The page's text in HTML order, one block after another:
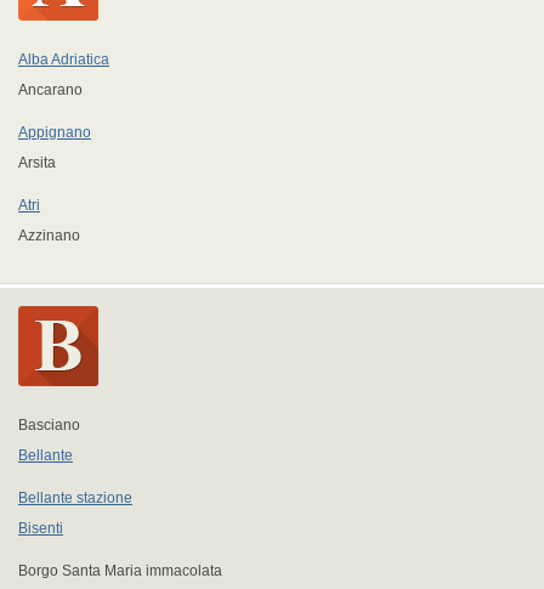
Alba Adriatica
Ancarano
Appignano
Arsita
Atri
Azzinano
Basciano
Bellante
Bellante stazione
Bisenti
Borgo Santa Maria immacolata